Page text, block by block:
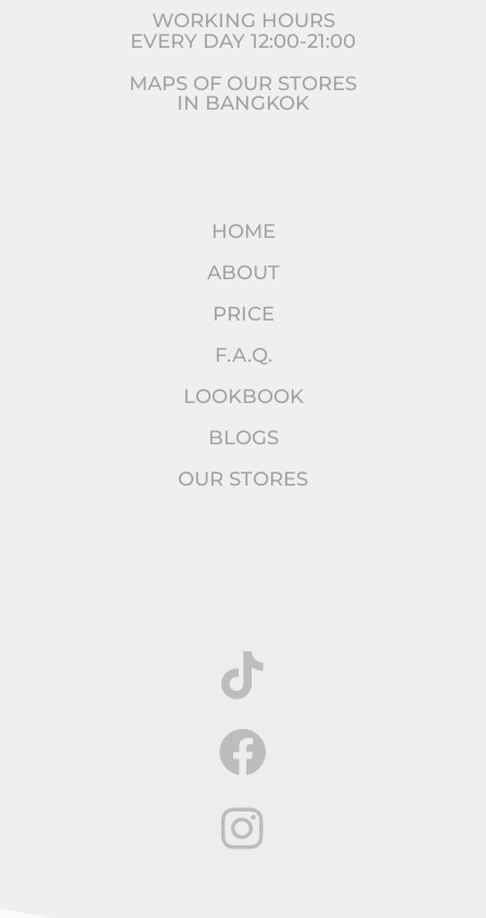
WORKING HOURS
EVERY DAY 12:00-21:00
MAPS OF OUR STORES
IN BANGKOK
HOME
ABOUT
PRICE
F.A.Q.
LOOKBOOK
BLOGS
OUR STORES